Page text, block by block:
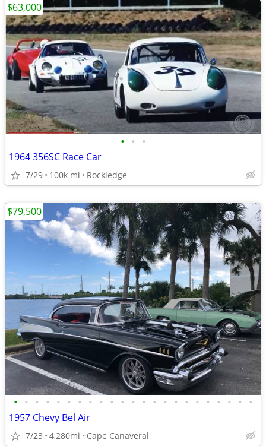
• • •
1964 356SC Race Car
7/29 100k mi Rockledge
$63,000
• • • • • • • • • • • • • • • • • • • • • • •
1957 Chevy Bel Air
7/23 4,280mi Cape Canaveral
$79,500